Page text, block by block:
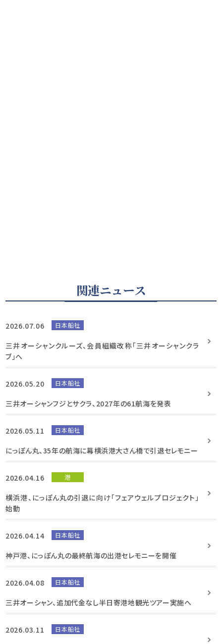
関連ニュース
2026.07.06 日本船社
三井オーシャンクルーズ、会員組織改称「三井オーシャンクラ
ブ」へ
2026.05.20 日本船社
三井オーシャンフジとサクラ、2027年の61航海を発表
2026.05.11 日本船社
にっぽん丸、35年の航海に幕横浜港大さん橋で引退セレモニー
2026.04.16 港
横浜港、にっぽん丸の引退に向け「フェアウェルプロジェクト」
始動
2026.04.14 日本船社
神戸港、にっぽん丸の最終航海の出港セレモニーを開催
2026.04.08 日本船社
三井オーシャン、追加代金なし半日寄港地観光ツアー実施へ
2026.03.11 日本船社